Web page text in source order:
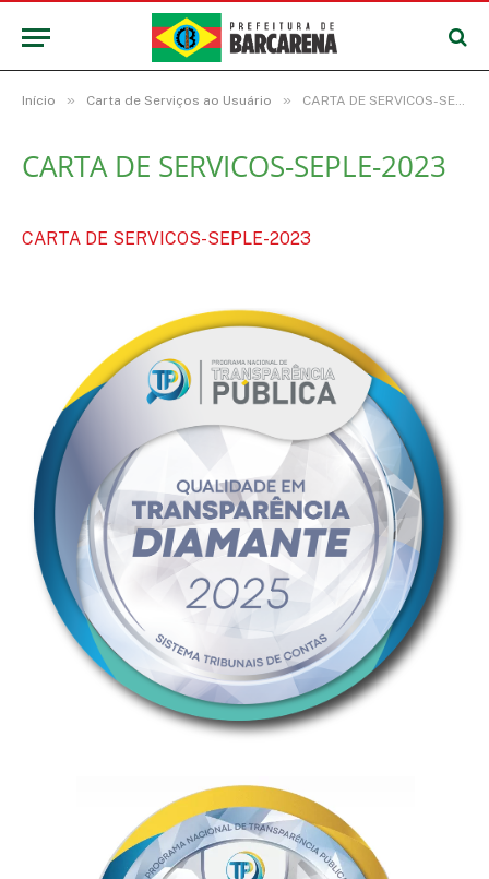
Início » Carta de Serviços ao Usuário » CARTA DE SERVICOS-SEPLE-2023
CARTA DE SERVICOS-SEPLE-2023
CARTA DE SERVICOS-SEPLE-2023